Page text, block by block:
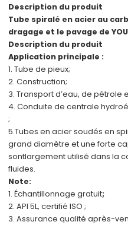
Description du produit
Tube spiralé en acier au
dragage et le pavage de
Description du produit
Application principale :
1. Tube de pieux;
2. Construction;
3. Transport d’eau, de pétrole
4. Conduite de centrale
;
5.Tubes en acier soudés en
grand diamètre et une forte
sontlargement utilisé dans la
fluides.
Note:
1. Échantillonnage gratuit;
2. API 5L, certifié ISO ;
3. Assurance qualité après-